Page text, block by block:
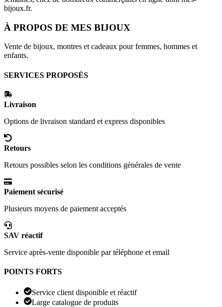
bijoux.fr.
À PROPOS DE MES BIJOUX
Vente de bijoux, montres et cadeaux pour femmes, hommes et
enfants.
SERVICES PROPOSÉS
Livraison
Options de livraison standard et express disponibles
Retours
Retours possibles selon les conditions générales de vente
Paiement sécurisé
Plusieurs moyens de paiement acceptés
SAV réactif
Service après-vente disponible par téléphone et email
POINTS FORTS
Service client disponible et réactif
Large catalogue de produits